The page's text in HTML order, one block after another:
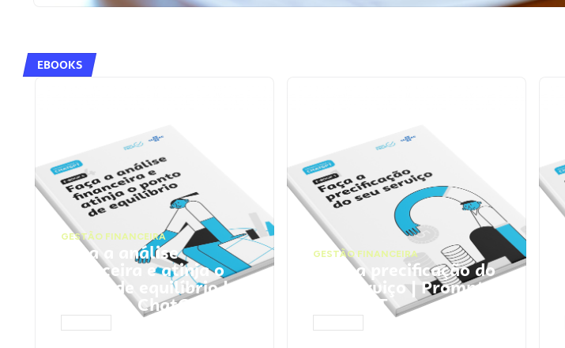
EBOOKS
GESTÃO FINANCEIRA
Faça a análise
financeira e atinja o
ponto de equilíbrio |
Prompts ChatGPT
GESTÃO FINANCEIRA
Faça a precificação do
seu serviço | Prompts
ChatGPT